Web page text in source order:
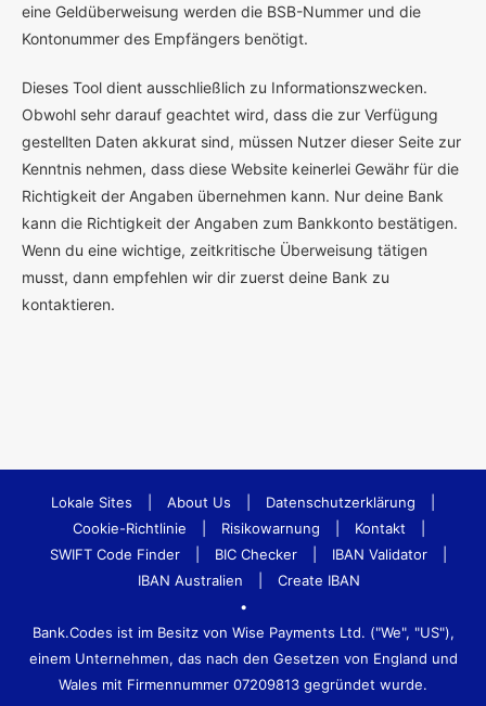
eine Geldüberweisung werden die BSB-Nummer und die
Kontonummer des Empfängers benötigt.
Dieses Tool dient ausschließlich zu Informationszwecken.
Obwohl sehr darauf geachtet wird, dass die zur Verfügung
gestellten Daten akkurat sind, müssen Nutzer dieser Seite zur
Kenntnis nehmen, dass diese Website keinerlei Gewähr für die
Richtigkeit der Angaben übernehmen kann. Nur deine Bank
kann die Richtigkeit der Angaben zum Bankkonto bestätigen.
Wenn du eine wichtige, zeitkritische Überweisung tätigen
musst, dann empfehlen wir dir zuerst deine Bank zu
kontaktieren.
Lokale Sites About Us Datenschutzerklärung
Cookie-Richtlinie
Risikowarnung Kontakt
SWIFT Code Finder
BIC Checker IBAN Validator
IBAN Australien
Create IBAN
•
Bank.Codes ist im Besitz von Wise Payments Ltd. ("We", "US"),
einem Unternehmen, das nach den Gesetzen von England und
Wales mit Firmennummer 07209813 gegründet wurde.